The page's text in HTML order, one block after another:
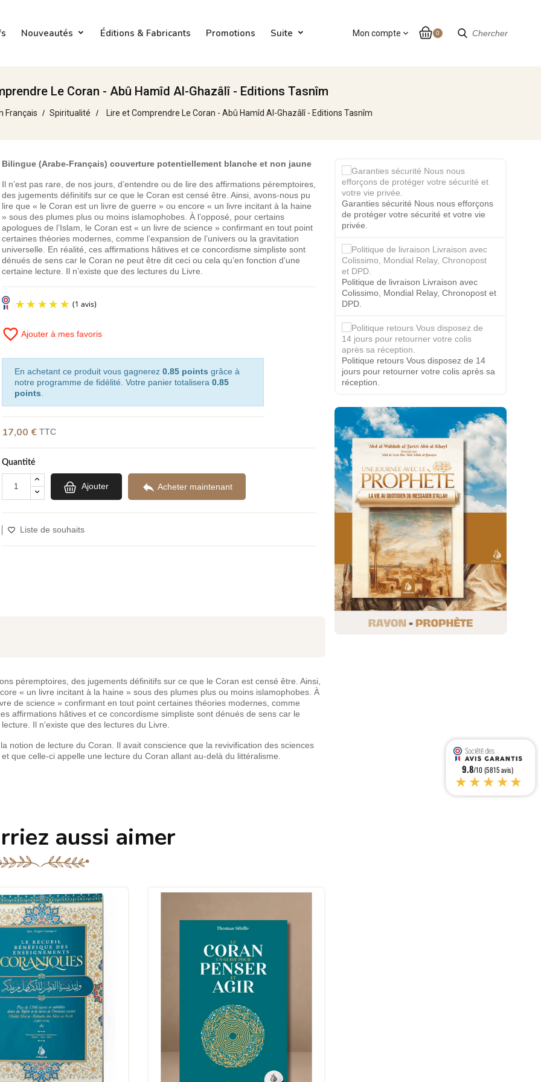
Chercher
Nouveautés Éditions & Fabricants Promotions Suite 0
Mon compte expand_more
Le Coran - Abû Hamîd Al-Ghazâlî - Editions Tasnîm
Français Spiritualité Lire et Comprendre Le Coran - Abû Hamîd Al-Ghazâlî - Editions Tasnîm
Bilingue (Arabe-Français) couverture potentiellement blanche et non jaune
Il n’est pas rare, de nos jours, d’entendre ou de lire des affirmations péremptoires,
des jugements définitifs sur ce que le Coran est censé être. Ainsi, avons-nous pu
lire que « le Coran est un livre de guerre » ou encore « un livre incitant à la haine
» sous des plumes plus ou moins islamophobes. À l’opposé, pour certains
apologues de l’Islam, le Coran est « un livre de science » confirmant en tout point
certaines théories modernes, comme l’expansion de l’univers ou la gravitation
universelle. En réalité, ces affirmations hâtives et ce concordisme simpliste sont
dénués de sens car le Coran ne peut être dit ceci ou cela qu’en fonction d’une
certaine lecture. Il n’existe que des lectures du Livre.
(1 avis)
favorite_border Ajouter à mes favoris
En achetant ce produit vous gagnerez 0.85 points grâce à
notre programme de fidélité. Votre panier totalisera 0.85
points
17,00 €TTC
Quantité
Ajouter  Acheter maintenant
Liste de souhaits
péremptoires, des jugements définitifs sur ce que le Coran est censé être. Ainsi,
« un livre incitant à la haine » sous des plumes plus ou moins islamophobes. À
de science » confirmant en tout point certaines théories modernes, comme
affirmations hâtives et ce concordisme simpliste sont dénués de sens car le
Il n’existe que des lectures du Livre.
notion de lecture du Coran. Il avait conscience que la revivification des sciences
que celle-ci appelle une lecture du Coran allant au-delà du littéralisme.
aussi aimer
Garanties sécurité Nous nous efforçons
de protéger votre sécurité et votre vie
privée.
Politique de livraison Livraison avec
Colissimo, Mondial Relay, Chronopost et
DPD.
Politique retours Vous disposez de 14
jours pour retourner votre colis après sa
réception.
9.8/10 (5815 avis)
★★★★★